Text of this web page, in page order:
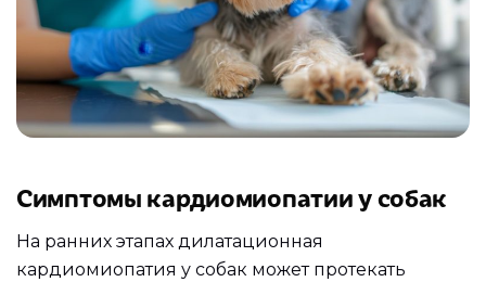
Симптомы кардиомиопатии у собак
На ранних этапах дилатационная
кардиомиопатия у собак может протекать